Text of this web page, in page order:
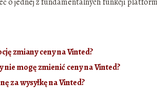
zmiany ceny na Vinted?
nie mogę zmienić ceny na Vinted?
za wysyłkę na Vinted?